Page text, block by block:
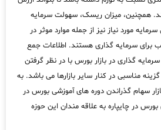
همچنین، میزان ریسک، سهولت سرمایه
مورد نیاز نیز از جمله موارد موثر در
برای سرمایه گذاری هستند. اطلاعات جمع
گذاری در بازار بورس با در نظر گرفتن
مناسبی در کنار سایر بازارها می باشد. به
سهام گذراندن دوره های آموزشی بورس در
در چایپاره به علاقه مندان این حوزه